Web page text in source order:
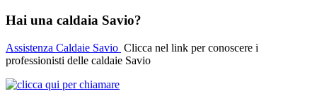
Hai una caldaia Savio?
Assistenza Caldaie Savio Clicca nel link per conoscere i
professionisti delle caldaie Savio